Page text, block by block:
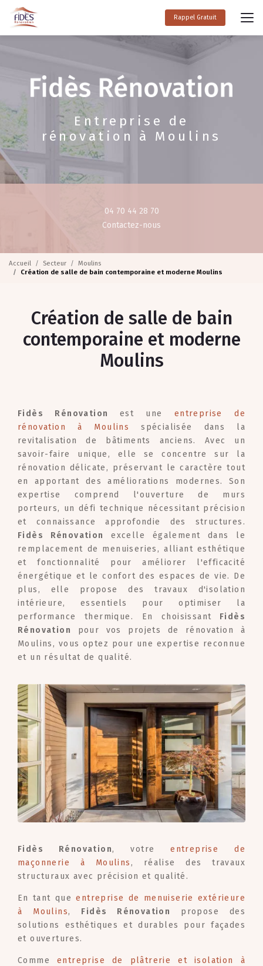
Aller
contenu
Rappel Gratuit
Entreprise de
rénovation à Moulins
04 70 44 28 70
Contactez-nous
Accueil Secteur
Moulins
Création de salle de bain contemporaine et moderne Moulins
Création de salle de bain
contemporaine et moderne
Moulins
Fidès Rénovation est une
entreprise de
rénovation à Moulins
spécialisée dans la
revitalisation de bâtiments anciens. Avec un
savoir-faire unique, elle se concentre sur la
rénovation délicate, préservant le caractère tout
en apportant des améliorations modernes. Son
expertise comprend l'ouverture de murs
porteurs, un défi technique nécessitant précision
et connaissance approfondie des structures.
Fidès Rénovation
excelle également dans le
remplacement de menuiseries, alliant esthétique
et fonctionnalité pour améliorer l'efficacité
énergétique et le confort des espaces de vie. De
plus, elle propose des travaux d'isolation
intérieure, essentiels pour optimiser la
performance thermique. En choisissant Fidès
Rénovation
pour vos projets de rénovation à
Moulins, vous optez pour une expertise reconnue
et un résultat de qualité.
Fidès Rénovation, votreentreprise de
maçonnerie à Moulins , réalise des travaux
structuraux avec précision et qualité.
En tant queentreprise de menuiserie extérieure
à Moulins, Fidès Rénovation
propose des
solutions esthétiques et durables pour façades
et ouvertures.
Comme entreprise de plâtrerie et isolation à